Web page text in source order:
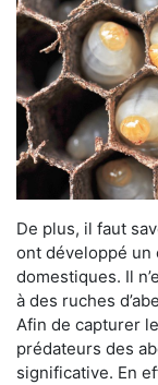
De plus, il faut
ont développé
domestiques. Il
à des ruches
Afin de capturer
prédateurs des
significative. En